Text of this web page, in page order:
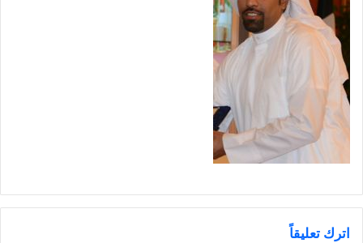
اترك تعليقاً